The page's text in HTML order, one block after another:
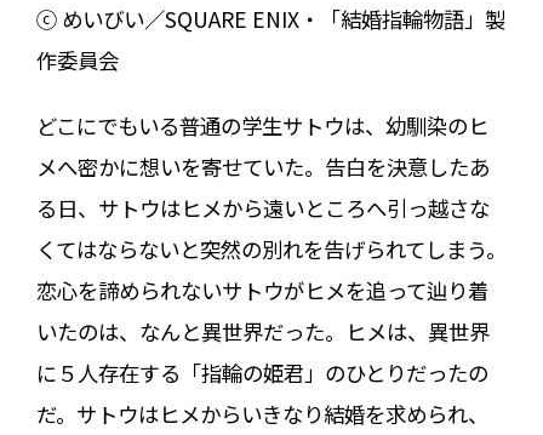
ⓒ めいびい／SQUARE ENIX・「結婚指輪物語」製
作委員会
どこにでもいる普通の学生サトウは、幼馴染のヒ
メへ密かに想いを寄せていた。告白を決意したあ
る日、サトウはヒメから遠いところへ引っ越さな
くてはならないと突然の別れを告げられてしまう。
恋心を諦められないサトウがヒメを追って辿り着
いたのは、なんと異世界だった。ヒメは、異世界
に５人存在する「指輪の姫君」のひとりだったの
だ。サトウはヒメからいきなり結婚を求められ、